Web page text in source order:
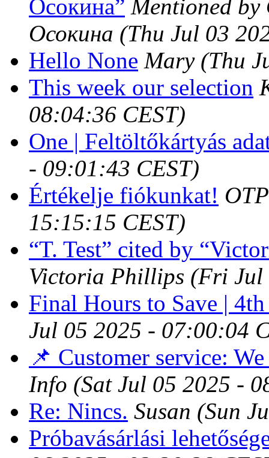
Осокина” Mentioned by
Осокина (Thu Jul 03
Hello None Mary (Thu
This week our selection
08:04:36 CEST)
One | Feltöltőkártyás
- 09:01:43 CEST)
Értékelje fiókunkat!
15:15:15 CEST)
“T. Test” cited by
Victoria Phillips (Fri Jul
Final Hours to Save |
Jul 05 2025 - 07:00:04
📌 Customer service:
Info (Sat Jul 05 2025 -
Re: Nincs. Susan (Sun
Próbavásárlási